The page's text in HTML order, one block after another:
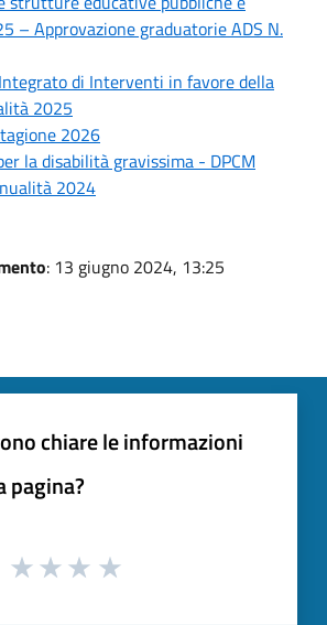
– Approvazione graduatorie ADS N.
di Interventi in favore della
2025
2026
la disabilità gravissima - DPCM
2024
: 13 giugno 2024, 13:25
chiare le informazioni
pagina?